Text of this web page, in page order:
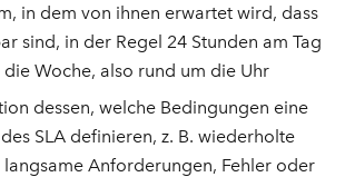
in dem von ihnen erwartet wird, dass
sind, in der Regel 24 Stunden am Tag
die Woche, also rund um die Uhr
dessen, welche Bedingungen eine
SLA definieren, z. B. wiederholte
langsame Anforderungen, Fehler oder